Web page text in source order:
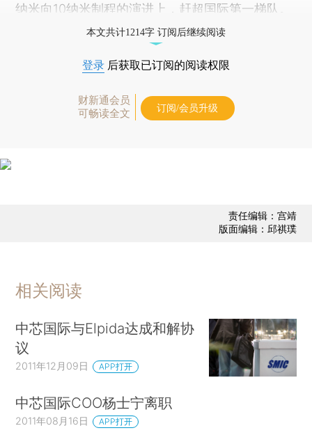
纳米向10纳米制程的演进上，赶超国际第一梯队。
本文共计1214字 订阅后继续阅读
登录 后获取已订阅的阅读权限
财新通会员
可畅读全文
订阅/会员升级
责任编辑：宫靖
版面编辑：邱祺璞
相关阅读
中芯国际与Elpida达成和解协
议
2011年12月09日 APP打开
中芯国际COO杨士宁离职
2011年08月16日 APP打开